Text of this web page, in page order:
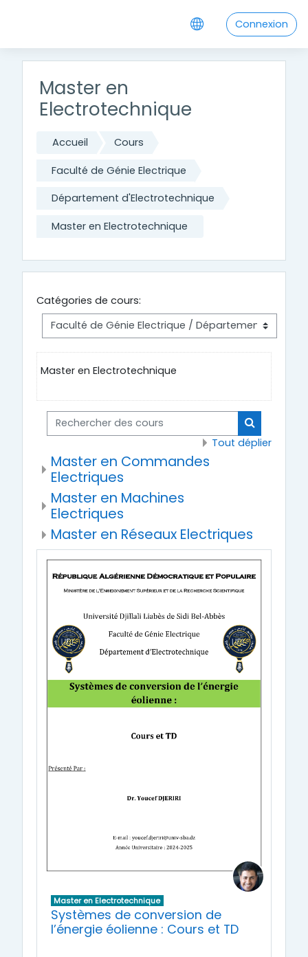
Connexion
Master en
Electrotechnique
Accueil Cours
Faculté de Génie Electrique
Département d'Electrotechnique
Master en Electrotechnique
Catégories de cours:
Master en Electrotechnique
Rechercher des cours
Tout déplier
Master en Commandes
Electriques
Master en Machines
Electriques
Master en Réseaux Electriques
Master en Electrotechnique
Systèmes de conversion de
l’énergie éolienne : Cours et TD